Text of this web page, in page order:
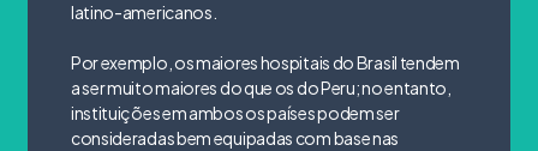
latino-americanos.
Por exemplo, os maiores hospitais do Brasil tendem
a ser muito maiores do que os do Peru; no entanto,
instituições em ambos os países podem ser
consideradas bem equipadas com base nas